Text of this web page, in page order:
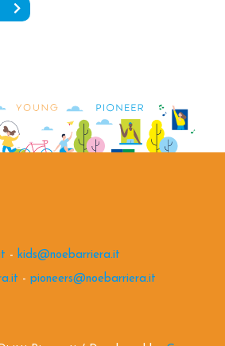
- kids@noebarriera.it
- pioneers@noebarriera.it